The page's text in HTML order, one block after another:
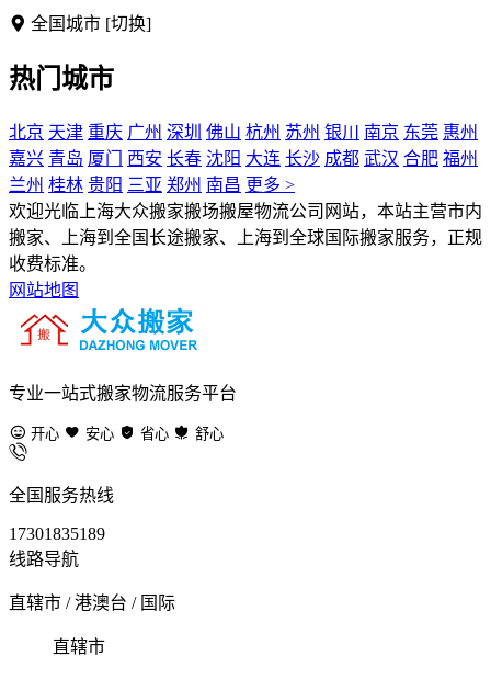
全国城市 [切换]
热门城市
北京 天津 重庆 广州 深圳 佛山 杭州 苏州 银川 南京 东莞 惠州
嘉兴 青岛 厦门 西安 长春 沈阳 大连 长沙 成都 武汉 合肥 福州
兰州 桂林 贵阳 三亚 郑州 南昌 更多 >
欢迎光临上海大众搬家搬场搬屋物流公司网站，本站主营市内
搬家、上海到全国长途搬家、上海到全球国际搬家服务，正规
收费标准。
网站地图
专业一站式搬家物流服务平台
开心 安心 省心 舒心
全国服务热线
17301835189
线路导航
直辖市 /港澳台 / 国际
直辖市